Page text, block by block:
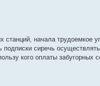
станций, начала трудоемкое
подписки сиречь
кого оплаты забугорных